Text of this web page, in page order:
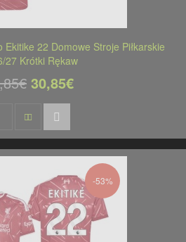
22 Domowe Stroje Piłkarskie
27 Krótki Rękaw
30,85€
-53%